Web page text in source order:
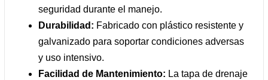
seguridad durante el manejo.
Durabilidad: Fabricado con plástico resistente y
galvanizado para soportar condiciones adversas
y uso intensivo.
Facilidad de Mantenimiento: La tapa de drenaje